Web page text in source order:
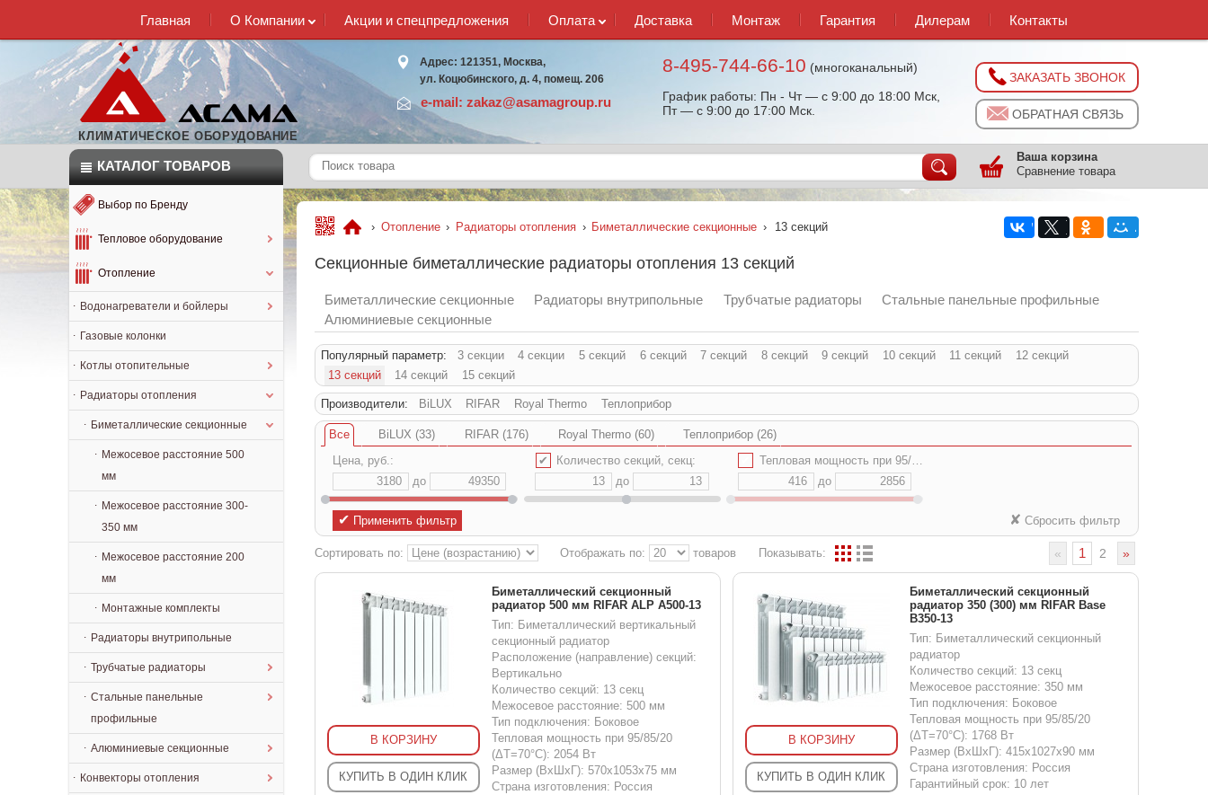
Главная О Компании Акции и спецпредложения Оплата Доставка Монтаж Гарантия Дилерам Контакты
КЛИМАТИЧЕСКОЕ ОБОРУДОВАНИЕ
Адрес: 121351, Москва,
ул. Коцюбинского, д. 4, помещ. 206
e-mail: zakaz@asamagroup.ru
8-495-744-66-10 (многоканальный)
График работы: Пн - Чт — с 9:00 до 18:00 Мск,
Пт — с 9:00 до 17:00 Мск.
ЗАКАЗАТЬ ЗВОНОК
ОБРАТНАЯ СВЯЗЬ
КАТАЛОГ ТОВАРОВ
Ваша корзина
Сравнение товара
Выбор по Бренду
Тепловое оборудование
Отопление
Водонагреватели и бойлеры
Газовые колонки
Котлы отопительные
Радиаторы отопления
Биметаллические секционные
Межосевое расстояние 500
мм
Межосевое расстояние 300-
350 мм
Межосевое расстояние 200
мм
Монтажные комплекты
Радиаторы внутрипольные
Трубчатые радиаторы
Стальные панельные
профильные
Алюминиевые секционные
Конвекторы отопления
› Отопление › Радиаторы отопления › Биметаллические секционные › 13 секций
Секционные биметаллические радиаторы отопления 13 секций
Биметаллические секционные Радиаторы внутрипольные Трубчатые радиаторы
Стальные панельные профильные
Алюминиевые секционные
Популярный параметр: 3 секции 4 секции 5 секций 6 секций 7 секций 8 секций 9 секций 10 секций 11 секций
12 секций
13 секций
14 секций 15 секций
Производители: BiLUX RIFAR Royal Thermo Теплоприбор
Все BiLUX (33) RIFAR (176) Royal Thermo (60)
Теплоприбор (26)
Цена, руб.:
до
✔
Количество секций, секц:
до
Тепловая мощность при 95/85/20 (ΔT=70°C), Вт:
до
✔ Применить фильтр ✘ Сбросить фильтр
Сортировать по: Отображать по: товаров Показывать: « 1 2 »
В КОРЗИНУ
КУПИТЬ В ОДИН КЛИК
Биметаллический секционный
радиатор 500 мм RIFAR ALP A500-13
Тип: Биметаллический вертикальный
секционный радиатор
Расположение (направление) секций:
Вертикально
Количество секций: 13 секц
Межосевое расстояние: 500 мм
Тип подключения: Боковое
Тепловая мощность при 95/85/20
(ΔT=70°C): 2054 Вт
Размер (ВхШхГ): 570x1053x75 мм
Страна изготовления: Россия
В КОРЗИНУ
КУПИТЬ В ОДИН КЛИК
Биметаллический секционный
радиатор 350 (300) мм RIFAR Base
B350-13
Тип: Биметаллический секционный
радиатор
Количество секций: 13 секц
Межосевое расстояние: 350 мм
Тип подключения: Боковое
Тепловая мощность при 95/85/20
(ΔT=70°C): 1768 Вт
Размер (ВхШхГ): 415x1027x90 мм
Страна изготовления: Россия
Гарантийный срок: 10 лет